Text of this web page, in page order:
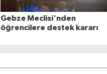
Gebze Meclisi'nden
öğrencilere destek kararı